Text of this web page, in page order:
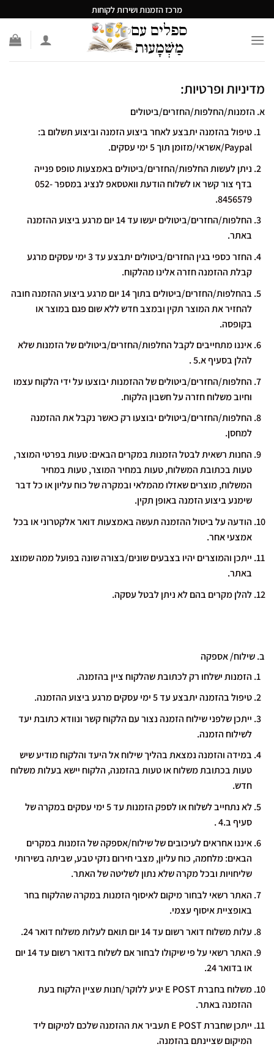
to
content
מרכז הזמנות ושירות לקוחות
מדיניות ופרטיות:
א. הזמנות/החלפות/החזרים/ביטולים
טיפול בהזמנה יתבצע לאחר ביצוע הזמנה וביצוע תשלום ב:
Paypal/אשראי/מזומן תוך 5 ימי עסקים.
ניתן לעשות החלפות/החזרים/ביטולים באמצעות טופס פנייה
בדףצור קשר
או לשלוח הודעת וואטסאפ לנציג במספר 052-
8456579.
החלפות/החזרים/ביטולים יעשו עד 14 יום מרגע ביצוע ההזמנה
באתר.
החזר כספי בגין החזרים/ביטולים יתבצע עד 3 ימי עסקים מרגע
קבלת ההזמנה חזרה אלינו מהלקוח.
בהחלפות/החזרים/ביטולים בתוך 14 יום מרגע ביצוע ההזמנה חובה
להחזיר את המוצר תקין ובמצב חדש ללא שום פגם במוצר או
בקופסה.
איננו מתחייבים לקבל החלפות/החזרים/ביטולים של הזמנות שלא
להלן בסעיף א.5 .
החלפות/החזרים/ביטולים של ההזמנות יבוצעו על ידי הלקוח עצמו
וחיוב משלוח חזרה על חשבון הלקוח.
החלפות/החזרים/ביטולים יבוצעו רק כאשר נקבל את ההזמנה
למחסן.
החנות רשאית לבטל הזמנות במקרים הבאים: טעות בפרטי המוצר,
טעות בכתובת המשלוח, טעות במחיר המוצר, טעות במחיר
המשלוח, מוצרים שאזלו מהמלאי ובמקרה של כוח עליון או כל דבר
שימנע ביצוע הזמנה באופן תקין.
הודעה על ביטול ההזמנה תעשה באמצעות דואר אלקטרוני או בכל
אמצעי אחר.
ייתכן והמוצרים יהיו בצבעים שונים/בצורה שונה בפועל ממה שמוצג
באתר.
להלןמקרים בהם לא ניתן לבטל עסקה.
ב. שילוח/ אספקה
הזמנות ישלחו רק לכתובת שהלקוח ציין בהזמנה.
טיפול בהזמנה יתבצע עד 5 ימי עסקים מרגע ביצוע ההזמנה.
ייתכן שלפני שילוח הזמנה נצור עם הלקוח קשר ונוודא כתובת יעד
לשילוח הזמנה.
במידה והזמנה נמצאת בהליך שילוח אל היעד והלקוח מודיע שיש
טעות בכתובת משלוח או טעות בהזמנה, הלקוח יישא בעלות משלוח
חדש.
לא נתחייב לשלוח או לספק הזמנות עד 5 ימי עסקים במקרה של
סעיף ב.4 .
איננו אחראים לעיכובים של שילוח/אספקה של הזמנות במקרים
הבאים: מלחמה, כוח עליון, מצבי חירום נזקי טבע, שביתה בשירותי
שליחויות ובכל מקרה שלא נתון לשליטה של האתר.
האתר רשאי לבחור מיקום לאיסוף הזמנות במקרה שהלקוח בחר
באופציית איסוף עצמי.
עלות משלוח דואר רשום עד 14 יום תואם לעלות משלוח דואר 24.
האתר רשאי על פי שיקולו לבחור אם לשלוח בדואר רשום עד 14 יום
או בדואר 24.
משלוח בחברת E POST יגיע ללוקר/חנות שציין הלקוח בעת
ההזמנה באתר.
ייתכן שחברת E POST תעביר את ההזמנה שלכם למיקום ליד
המיקום שציינתם בהזמנה.